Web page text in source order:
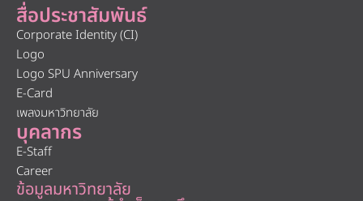
สื่อประชาสัมพันธ์
Corporate Identity (CI)
Logo
Logo SPU Anniversary
E-Card
เพลงมหาวิทยาลัย
บุคลากร
E-Staff
Career
ข้อมูลมหาวิทยาลัย